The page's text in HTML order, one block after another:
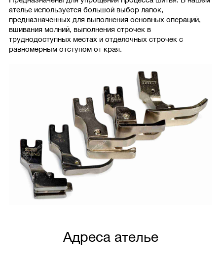
ателье используется большой выбор лапок,
предназначенных для выполнения основных операций,
вшивания молний, выполнения строчек в
труднодоступных местах и отделочных строчек с
равномерным отступом от края.
Адреса ателье